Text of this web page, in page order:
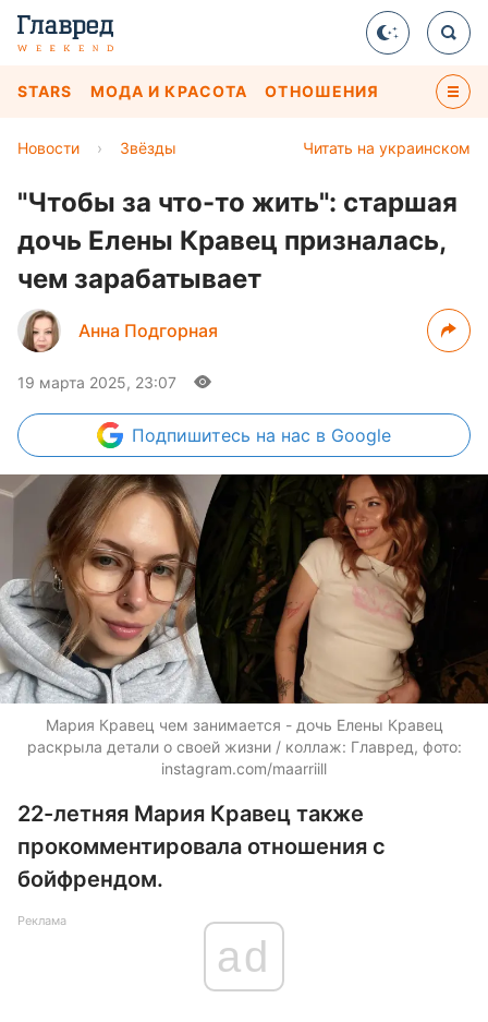
STARS МОДА И КРАСОТА ОТНОШЕНИЯ
Читать на украинском
Новости › Звёзды
"Чтобы за что-то жить": старшая
дочь Елены Кравец призналась,
чем зарабатывает
Анна Подгорная
19 марта 2025, 23:07
Подпишитесь на нас в Google
Мария Кравец чем занимается - дочь Елены Кравец
раскрыла детали о своей жизни / коллаж: Главред, фото:
instagram.com/maarriill
22-летняя Мария Кравец также
прокомментировала отношения с
бойфрендом.
Реклама
ad